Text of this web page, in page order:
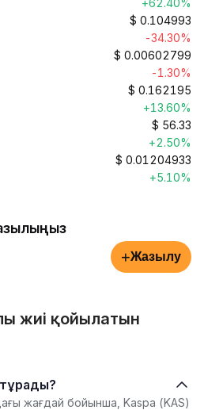
+62.40%
$ 0.104993
-34.30%
$ 0.00602799
-1.30%
$ 0.162195
+13.60%
$ 56.33
+2.50%
$ 0.01204933
+5.10%
+Жазылу
жиі қойылатын
тұрады?
жағдай бойынша, Kaspa (KAS)